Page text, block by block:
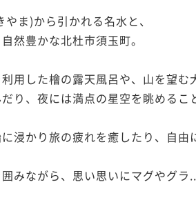
ま)から引かれる名水と、
然豊かな北杜市須玉町。
用した檜の露天風呂や、山を望む
り、夜には満点の星空を眺めるこ
浸かり旅の疲れを癒したり、自由
みながら、思い思いにマグやグラ